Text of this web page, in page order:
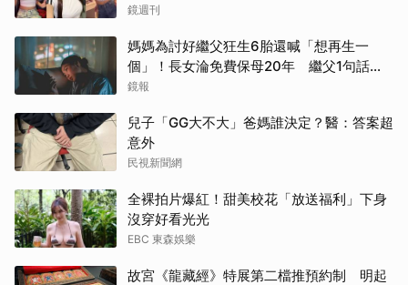
鏡週刊
媽媽為討好繼父狂生6胎還喊「想再生一
個」！長女淪免費保母20年 繼父1句話嚇
到逃家
鏡報
兒子「GG大不大」爸媽誰決定？醫：答案超
意外
民視新聞網
全裸拍片爆紅！甜美校花「放送福利」下身
沒穿好看光光
EBC 東森娛樂
故宮《龍藏經》特展第二檔推預約制 明起